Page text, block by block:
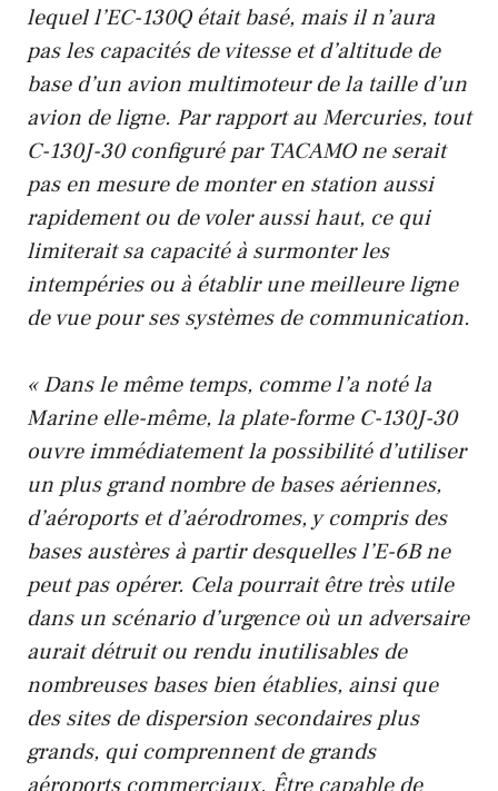
lequel l’EC-130Q était basé, mais il n’aura
pas les capacités de vitesse et d’altitude de
base d’un avion multimoteur de la taille d’un
avion de ligne. Par rapport au Mercuries, tout
C-130J-30 configuré par TACAMO ne serait
pas en mesure de monter en station aussi
rapidement ou de voler aussi haut, ce qui
limiterait sa capacité à surmonter les
intempéries ou à établir une meilleure ligne
de vue pour ses systèmes de communication.
« Dans le même temps, comme l’a noté la
Marine elle-même, la plate-forme C-130J-30
ouvre immédiatement la possibilité d’utiliser
un plus grand nombre de bases aériennes,
d’aéroports et d’aérodromes, y compris des
bases austères à partir desquelles l’E-6B ne
peut pas opérer. Cela pourrait être très utile
dans un scénario d’urgence où un adversaire
aurait détruit ou rendu inutilisables de
nombreuses bases bien établies, ainsi que
des sites de dispersion secondaires plus
grands, qui comprennent de grands
aéroports commerciaux. Être capable de